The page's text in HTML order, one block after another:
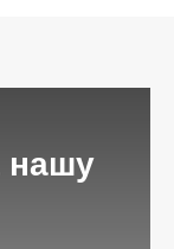
нашу